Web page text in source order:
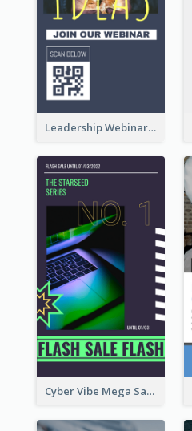
Leadership Webinar Instagram Story Design
Cyber Vibe Mega Sale Instagram Stories Design